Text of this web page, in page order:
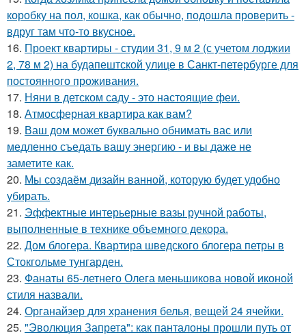
коробку на пол, кошка, как обычно, подошла проверить -
вдруг там что-то вкусное.
16. Проект квартиры - студии 31, 9 м 2 (с учетом лоджии
2, 78 м 2) на будапештской улице в Санкт-петербурге для
постоянного проживания.
17. Няни в детском саду - это настоящие феи.
18. Атмосферная квартира как вам?
19. Ваш дом может буквально обнимать вас или
медленно съедать вашу энергию - и вы даже не
заметите как.
20. Мы создаём дизайн ванной, которую будет удобно
убирать.
21. Эффектные интерьерные вазы ручной работы,
выполненные в технике объемного декора.
22. Дом блогера. Квартира шведского блогера петры в
Стокгольме тунгарден.
23. Фанаты 65-летнего Олега меньшикова новой иконой
стиля назвали.
24. Органайзер для хранения белья, вещей 24 ячейки.
25. "Эволюция Запрета": как панталоны прошли путь от